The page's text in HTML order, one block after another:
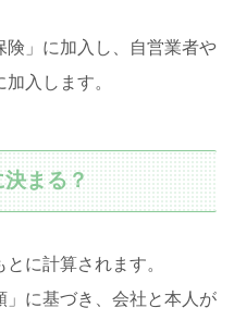
」に加入し、自営業者や
入します。
決まる？
に計算されます。
に基づき、会社と本人が